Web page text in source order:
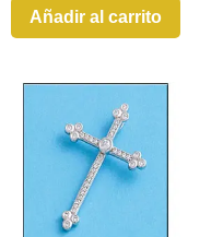
Añadir al carrito